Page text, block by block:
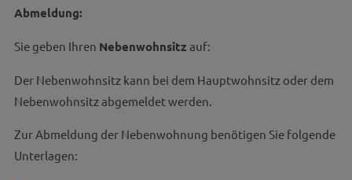
Abmeldung:
Sie geben Ihren Nebenwohnsitz auf:
Der Nebenwohnsitz kann bei dem Hauptwohnsitz oder dem
Nebenwohnsitz abgemeldet werden.
Zur Abmeldung der Nebenwohnung benötigen Sie folgende
Unterlagen: